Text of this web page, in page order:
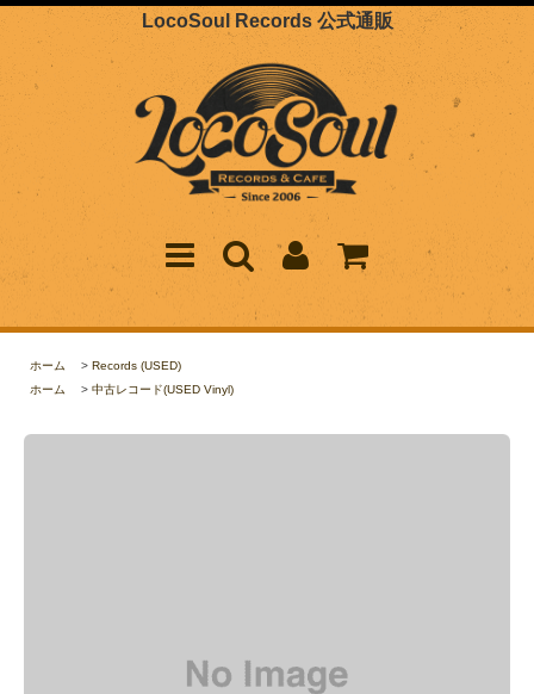
LocoSoul Records 公式通販
ホーム > Records (USED)
ホーム
> 中古レコード(USED Vinyl)